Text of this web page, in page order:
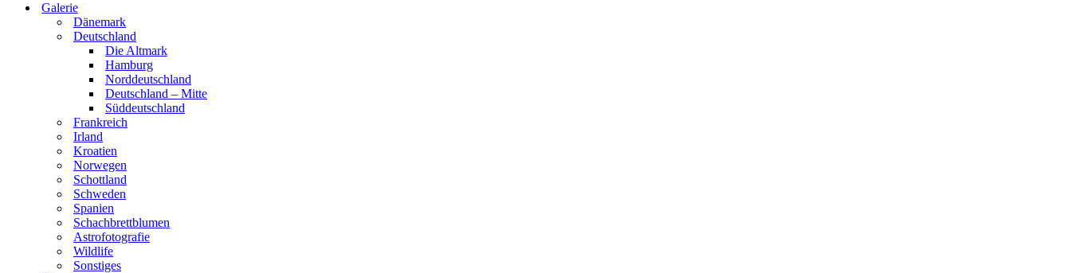
Galerie
Dänemark
Deutschland
Die Altmark
Hamburg
Norddeutschland
Deutschland – Mitte
Süddeutschland
Frankreich
Irland
Kroatien
Norwegen
Schottland
Schweden
Spanien
Schachbrettblumen
Astrofotografie
Wildlife
Sonstiges